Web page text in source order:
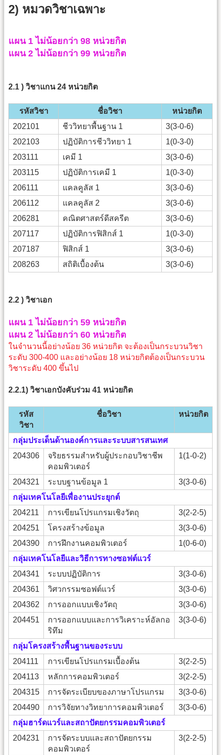
2) หมวดวิชาเฉพาะ
แผน 1 ไม่น้อยกว่า 98 หน่วยกิต
แผน 2 ไม่น้อยกว่า 99 หน่วยกิต
2.1 ) วิชาแกน 24 หน่วยกิต
รหัสวิชา ชื่อวิชา
หน่วยกิต
202101
ชีววิทยาพื้นฐาน 1
3(3-0-6)
202103
ปฏิบัติการชีววิทยา 1
1(0-3-0)
203111
เคมี 1
3(3-0-6)
203115
ปฏิบัติการเคมี 1
1(0-3-0)
206111
แคลคูลัส 1
3(3-0-6)
206112
แคลคูลัส 2
3(3-0-6)
206281
คณิตศาสตร์ดีสครีต
3(3-0-6)
207117
ปฏิบัติการฟิสิกส์ 1
1(0-3-0)
207187
ฟิสิกส์ 1
3(3-0-6)
208263
สถิติเบื้องต้น 3(3-0-6)
2.2 ) วิชาเอก
แผน 1 ไม่น้อยกว่า 59 หน่วยกิต
แผน 2 ไม่น้อยกว่า 60 หน่วยกิต
ในจำนวนนี้อย่างน้อย 36 หน่วยกิต จะต้องเป็นกระบวนวิชา
ระดับ 300-400 และอย่างน้อย 18 หน่วยกิตต้องเป็นกระบวน
วิชาระดับ 400 ขึ้นไป
2.2.1) วิชาเอกบังคับร่วม 41 หน่วยกิต
รหัส
วิชา
ชื่อวิชา หน่วยกิต
กลุ่มประเด็นด้านองค์การและระบบสารสนเทศ
204306
จริยธรรมสำหรับผู้ประกอบวิชาชีพ
คอมพิวเตอร์
1(1-0-2)
204321 ระบบฐานข้อมูล 1
3(3-0-6)
กลุ่มเทคโนโลยีเพื่องานประยุกต์
204211
การเขียนโปรแกรมเชิงวัตถุ
3(2-2-5)
204251
โครงสร้างข้อมูล
3(3-0-6)
204390
การฝึกงานคอมพิวเตอร์
1(0-6-0)
กลุ่มเทคโนโลยีและวิธีการทางซอฟต์แวร์
204341
ระบบปฏิบัติการ
3(3-0-6)
204361
วิศวกรรมซอฟต์แวร์
3(3-0-6)
204362
การออกแบบเชิงวัตถุ
3(3-0-6)
204451
การออกแบบและการวิเคราะห์อัลกอ
ริทึม
3(3-0-6)
กลุ่มโครงสร้างพื้นฐานของระบบ
204111
การเขียนโปรแกรมเบื้องต้น
3(2-2-5)
204113
หลักการคอมพิวเตอร์
3(2-2-5)
204315
การจัดระเบียบของภาษาโปรแกรม
3(3-0-6)
204490
การวิจัยทางวิทยาการคอมพิวเตอร์
3(3-0-6)
กลุ่มฮาร์ดแวร์และสถาปัตยกรรมคอมพิวเตอร์
204231
การจัดระบบและสถาปัตยกรรม
คอมพิวเตอร์
3(2-2-5)